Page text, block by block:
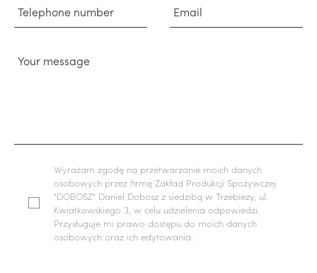
Telephone number Email
Your message
Wyrażam zgodę na przetwarzanie moich danych
osobowych przez firmę Zakład Produkcji Spożywczej
"DOBOSZ" Daniel Dobosz z siedzibą w Trzebieży, ul.
Kwiatkowskiego 3, w celu udzielenia odpowiedzi.
Przysługuje mi prawo dostępu do moich danych
osobowych oraz ich edytowania.